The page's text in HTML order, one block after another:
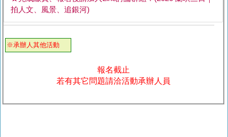
拍人文、風景、追銀河)
※承辦人其他活動
報名截止
若有其它問題請洽活動承辦人員